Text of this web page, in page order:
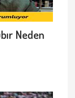
Neden